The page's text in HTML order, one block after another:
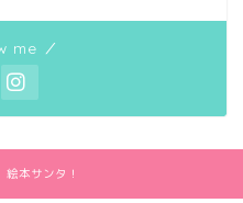
me ／
本サンタ！